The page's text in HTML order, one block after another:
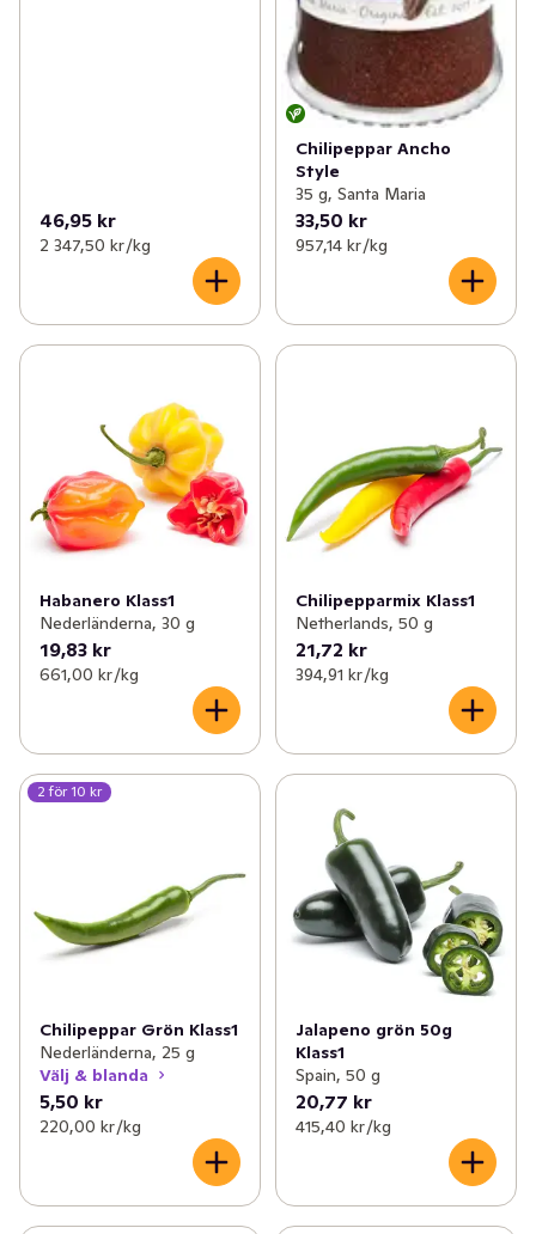
46,95 kr
2 347,50 kr /kg
Chilipeppar Ancho
Style
35 g, Santa Maria
33,50 kr
957,14 kr /kg
Habanero Klass1
Nederländerna, 30 g
19,83 kr
661,00 kr /kg
Chilipepparmix Klass1
Netherlands, 50 g
21,72 kr
394,91 kr /kg
2 för 10 kr
Chilipeppar Grön Klass1
Nederländerna, 25 g
Välj & blanda
5,50 kr
220,00 kr /kg
Jalapeno grön 50g
Klass1
Spain, 50 g
20,77 kr
415,40 kr /kg